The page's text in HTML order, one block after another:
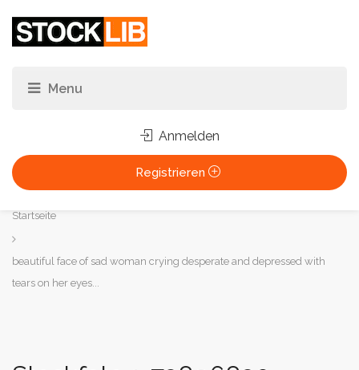
Anmelden
Registrieren
Sie
sind
hier:
Startseite
beautiful face of sad woman crying desperate and depressed with
tears on her eyes...